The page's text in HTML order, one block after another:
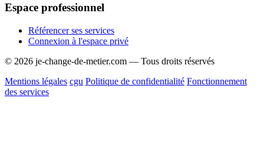
Espace professionnel
Référencer ses services
Connexion à l'espace privé
© 2026 je-change-de-metier.com — Tous droits réservés
Mentions légales cgu Politique de confidentialité Fonctionnement
des services